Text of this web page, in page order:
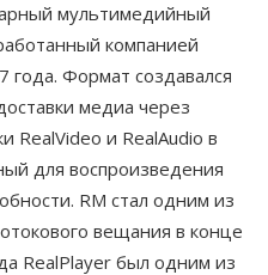
мультимедийный
компанией
года. Формат создавался
медиа через
RealVideo и RealAudio в
для воспроизведения
RM стал одним из
вещания в конце
RealPlayer был одним из